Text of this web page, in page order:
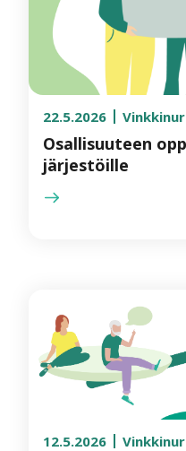
22.5.2026
Osallisuuteen
järjestöille
12.5.2026